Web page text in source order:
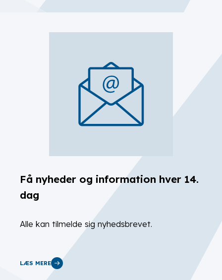
Få nyheder og information hver 14.
dag
Alle kan tilmelde sig nyhedsbrevet.
LÆS MERE